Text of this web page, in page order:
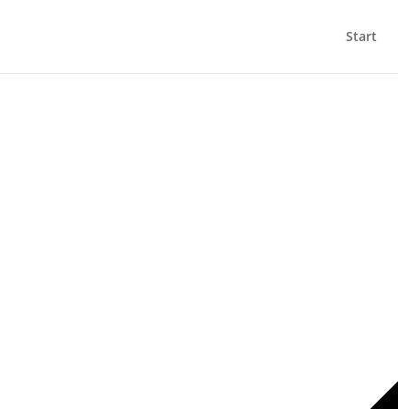
Start